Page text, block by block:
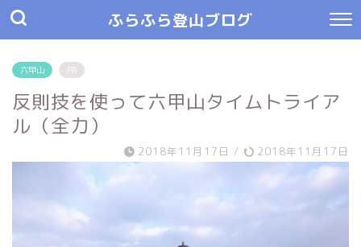
ふらふら登山ブログ
六甲山 PR
反則技を使って六甲山タイムトライア
ル（全力）
2018年11月17日 / 2018年11月17日